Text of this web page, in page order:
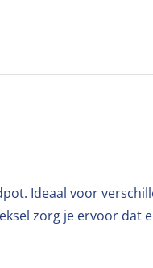
Ideaal voor
zorg je ervoor dat